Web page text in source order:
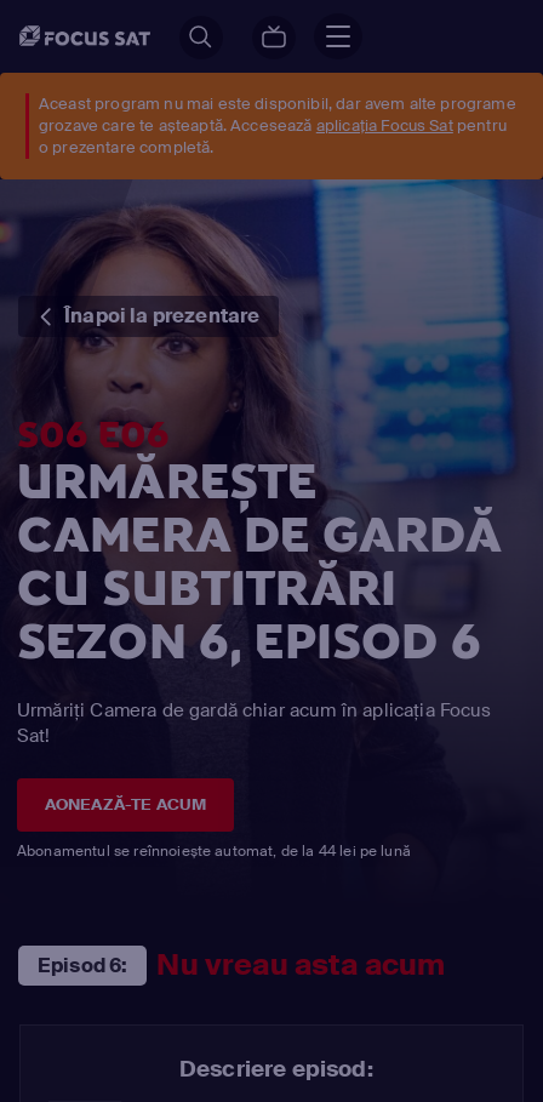
Aceast program nu mai este disponibil, dar avem alte programe
grozave care te așteaptă. Accesează aplicația Focus Satpentru
o prezentare completă.
Înapoi la prezentare
S06 E06
URMĂREȘTE
CAMERA DE GARDĂ
CU SUBTITRĂRI
SEZON 6, EPISOD 6
Urmăriți Camera de gardă chiar acum în aplicația Focus
Sat!
AONEAZĂ-TE ACUM
Abonamentul se reînnoiește automat, de la 44 lei pe lună
Episod 6: Nu vreau asta acum
Descriere episod: